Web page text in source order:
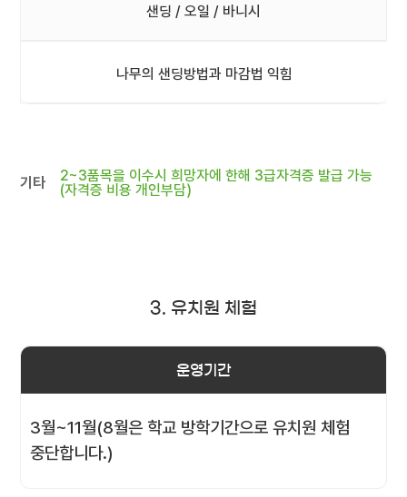
샌딩 / 오일 / 바니시
나무의 샌딩방법과 마감법 익힘
기타
2~3품목을 이수시 희망자에 한해 3급자격증 발급 가능
(자격증 비용 개인부담)
3. 유치원 체험
운영기간
3월~11월(8월은 학교 방학기간으로 유치원 체험
중단합니다.)